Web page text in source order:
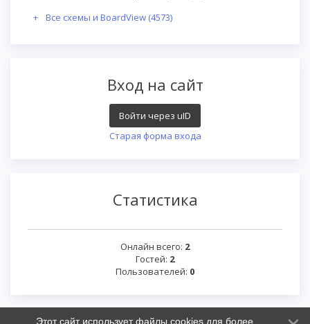
Все схемы и BoardView (4573)
Вход на сайт
Войти через uID
Старая форма входа
Статистика
Онлайн всего: 2
Гостей: 2
Пользователей: 0
Этот сайт использует файлы cookies для более